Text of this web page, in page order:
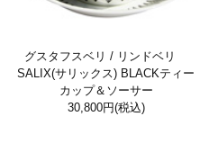
グスタフスベリ / リンドベリ
SALIX(サリックス) BLACKティー
カップ＆ソーサー
30,800円(税込)